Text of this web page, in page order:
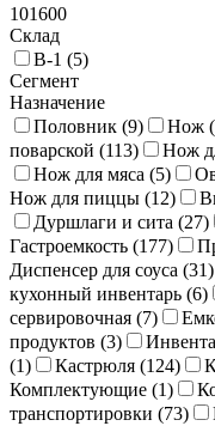
Контейнеры для
101600
Склад
В-1 (5)
Сегмент
Назначение
Половник (9) Нож (
поварской (113) Нож
Нож для мяса (5)
Нож для пиццы (12)
Дуршлаги и сита (27)
Гастроемкость (177)
Диспенсер для соуса (31)
кухонный инвентарь (6)
сервировочная (7)
продуктов (3)
(1) Кастрюля (124)
Комплектующие (1)
транспортировки (73)